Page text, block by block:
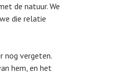
de natuur. We
die relatie
nog vergeten.
hem, en het